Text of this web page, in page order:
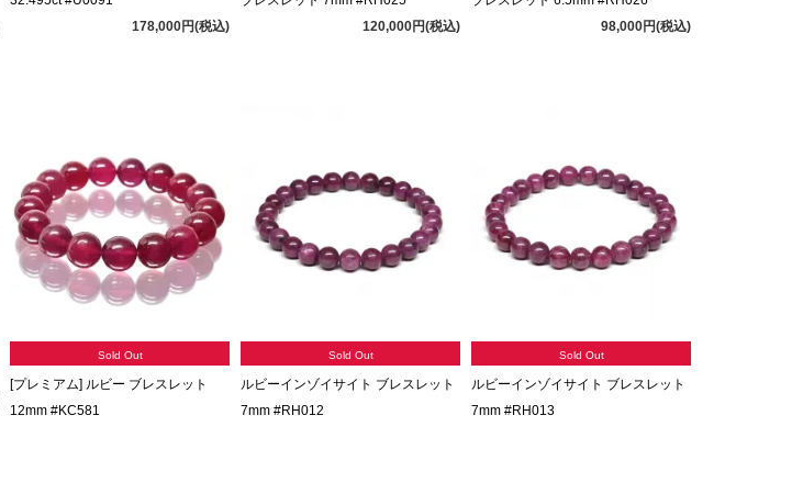
178,000円(税込)
120,000円(税込)
98,000円(税込)
Sold Out
[プレミアム] ルビー ブレスレット
12mm #KC581
Sold Out
ルビーインゾイサイト ブレスレット
7mm #RH012
Sold Out
ルビーインゾイサイト ブレスレット
7mm #RH013